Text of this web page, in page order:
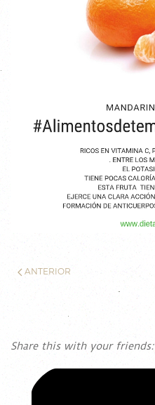
ANTERIOR
Share this with your friends: